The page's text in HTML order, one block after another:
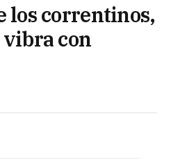
los correntinos,
con